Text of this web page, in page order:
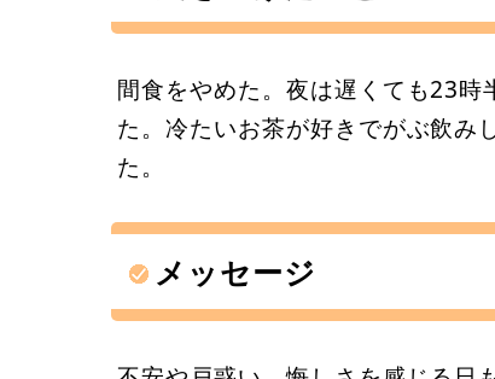
間食をやめた。夜は遅くても23
た。冷たいお茶が好きでがぶ飲み
た。
メッセージ